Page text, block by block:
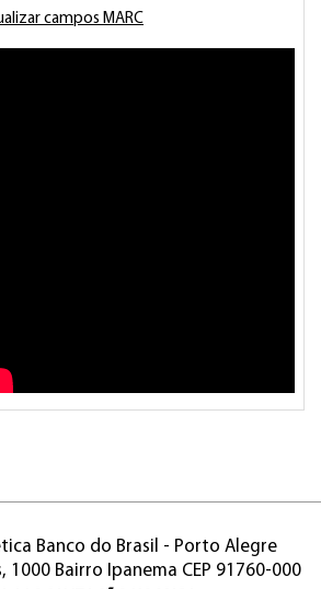
campos MARC
Banco do Brasil - Porto Alegre
1000 Bairro Ipanema CEP 91760-000